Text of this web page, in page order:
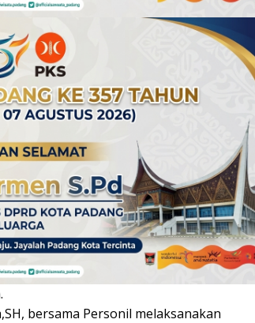
bersama Personil melaksanakan